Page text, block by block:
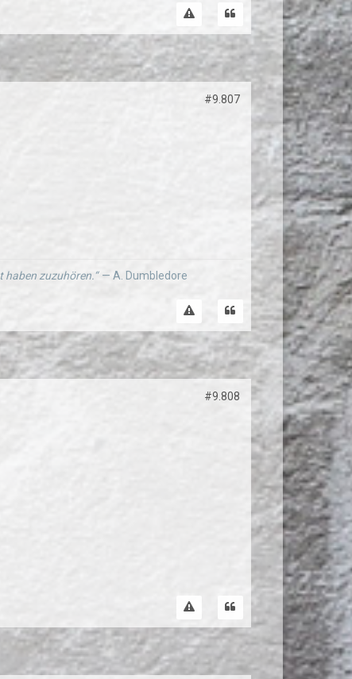
#9.807
haben zuzuhören.“ — A. Dumbledore
#9.808